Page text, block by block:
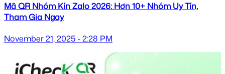
Mã QR Nhóm Kín Zalo 2026: Hơn 10+ Nhóm Uy Tín,
Tham Gia Ngay
November 21, 2025 - 2:28 PM